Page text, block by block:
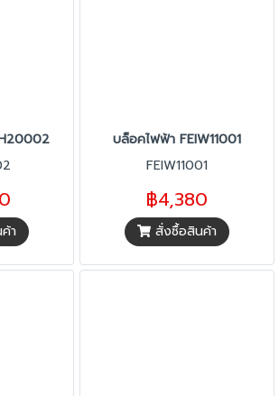
า
บล็อคไฟฟ้า FEIW11001
FEIW11001
฿4,380
สั่งซื้อสินค้า